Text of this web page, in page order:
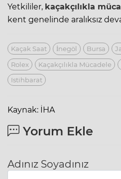
Yetkililer, kaçakçılıkla
kent genelinde aralıksız
Kaçak Saat İnegöl Bursa
Rolex
Kaçakçılıkla Mücadele
Istihbarat
Kaynak: İHA
Yorum Ekle
Adınız Soyadınız